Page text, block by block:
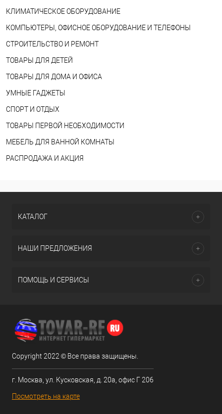
КЛИМАТИЧЕСКОЕ ОБОРУДОВАНИЕ
КОМПЬЮТЕРЫ, ОФИСНОЕ ОБОРУДОВАНИЕ И ТЕЛЕФОНЫ
СТРОИТЕЛЬСТВО И РЕМОНТ
ТОВАРЫ ДЛЯ ДЕТЕЙ
ТОВАРЫ ДЛЯ ДОМА И ОФИСА
УМНЫЕ ГАДЖЕТЫ
СПОРТ И ОТДЫХ
ТОВАРЫ ПЕРВОЙ НЕОБХОДИМОСТИ
МЕБЕЛЬ ДЛЯ ВАННОЙ КОМНАТЫ
РАСПРОДАЖА И АКЦИЯ
КАТАЛОГ
НАШИ ПРЕДЛОЖЕНИЯ
ПОМОЩЬ И СЕРВИСЫ
Copyright 2022 © Все права защищены.
г. Москва, ул. Кусковская, д. 20а, офис Г 206
Посмотреть на карте